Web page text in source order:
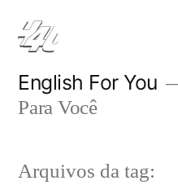
Pular
para
conteúdo
English For You
Para Você
Arquivos da tag: